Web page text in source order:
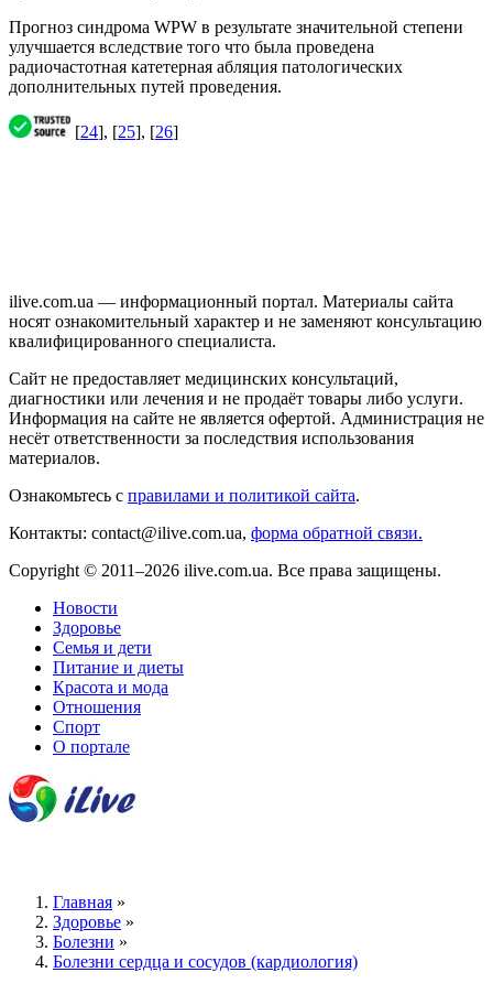
Прогноз синдрома WPW в результате значительной степени
улучшается вследствие того что была проведена
радиочастотная катетерная абляция патологических
дополнительных путей проведения.
[24], [25], [26]
ilive.com.ua — информационный портал. Материалы сайта
носят ознакомительный характер и не заменяют консультацию
квалифицированного специалиста.
Сайт не предоставляет медицинских консультаций,
диагностики или лечения и не продаёт товары либо услуги.
Информация на сайте не является офертой. Администрация не
несёт ответственности за последствия использования
материалов.
Ознакомьтесь с правилами и политикой сайта.
Контакты: contact@ilive.com.ua, форма обратной связи.
Copyright © 2011–2026 ilive.com.ua. Все права защищены.
Новости
Здоровье
Семья и дети
Питание и диеты
Красота и мода
Отношения
Спорт
О портале
Главная »
Здоровье »
Болезни »
Болезни сердца и сосудов (кардиология)